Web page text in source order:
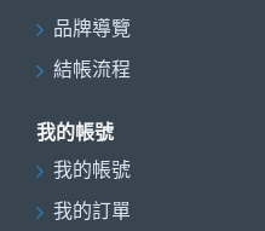
品牌導覽
結帳流程
我的帳號
我的帳號
我的訂單